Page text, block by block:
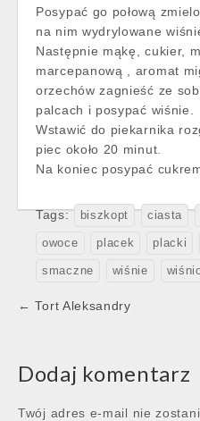
Posypać go połową
na nim wydrylowane
Następnie mąkę, cukier,
marcepanową , aromat
orzechów zagnieść ze
palcach i posypać wiśnie.
Wstawić do piekarnika
piec około 20 minut.
Na koniec posypać
Tags: biszkopt ciasta
owoce placek placki
smaczne wiśnie
Post
← Tort Aleksandry
Dodaj komentarz
Twój adres e-mail nie